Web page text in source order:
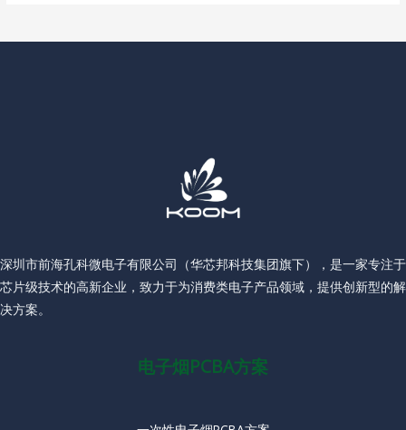
深圳市前海孔科微电子有限公司（华芯邦科技集团旗下），是一家专注于
芯片级技术的高新企业，致力于为消费类电子产品领域，提供创新型的解
决方案。
电子烟PCBA方案